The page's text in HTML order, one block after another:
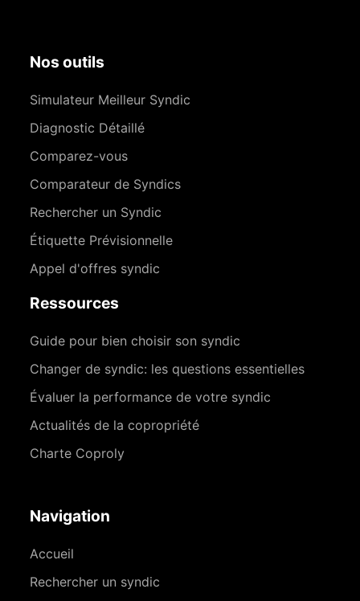
Nos outils
Simulateur Meilleur Syndic
Diagnostic Détaillé
Comparez-vous
Comparateur de Syndics
Rechercher un Syndic
Étiquette Prévisionnelle
Appel d'offres syndic
Ressources
Guide pour bien choisir son syndic
Changer de syndic: les questions essentielles
Évaluer la performance de votre syndic
Actualités de la copropriété
Charte Coproly
Navigation
Accueil
Rechercher un syndic